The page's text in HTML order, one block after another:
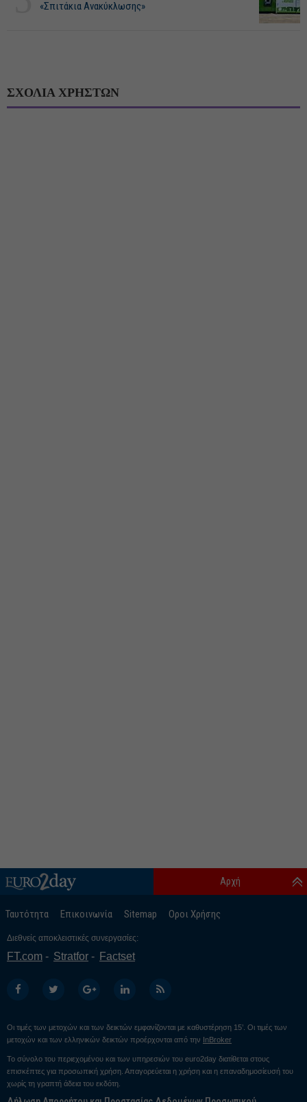
«Σπιτάκια Ανακύκλωσης»
ΣΧΟΛΙΑ ΧΡΗΣΤΩΝ
Ταυτότητα Επικοινωνία Sitemap Οροι Χρήσης
Αρχή
Διεθνείς αποκλειστικές συνεργασίες:
FT.com Stratfor Factset
Οι τιμές των μετοχών και των δεικτών εμφανίζονται με καθυστέρηση 15’. Οι τιμές των
μετοχών και των ελληνικών δεικτών προέρχονται από την InBroker
Το σύνολο του περιεχομένου και των υπηρεσιών του euro2day διατίθεται στους
επισκέπτες για προσωπική χρήση. Απαγορεύεται η χρήση και η επαναδημοσίευσή του
χωρίς τη γραπτή άδεια του εκδότη.